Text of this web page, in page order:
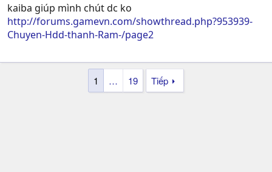
kaiba giúp mình chút dc ko
http://forums.gamevn.com/showthread.php?953939-
Chuyen-Hdd-thanh-Ram-/page2
1 … 19 Tiếp